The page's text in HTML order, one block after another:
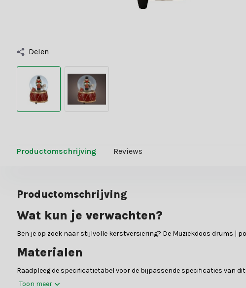
Delen
Productomschrijving Reviews
Productomschrijving
Wat kun je verwachten?
Ben je op zoek naar stijlvolle kerstversiering? De Muziekdoos drums |
Materialen
Raadpleeg de specificatietabel voor de bijpassende specificaties van
Toon meer